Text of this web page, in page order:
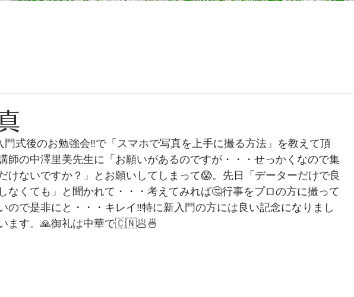
門式後のお勉強会‼️で「スマホで写真を上手に撮る方法」を教えて頂
師の中澤里美先生に「お願いがあるのですが・・・せっかくなので集
けないですか？」とお願いしてしまって😱。先日「データーだけで良
なくても」と聞かれて・・・考えてみれば🤔行事をプロの方に撮って
ので是非にと・・・キレイ‼️特に新入門の方には良い記念になりまし
ます。🙏御礼は中華で🇨🇳🥟🍜